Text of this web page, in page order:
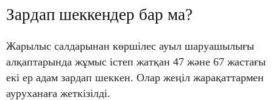
Зардап шеккендер бар ма?
Жарылыс салдарынан көршілес ауыл шаруашылығы
алқаптарында жұмыс істеп жатқан 47 және 67 жастағы
екі ер адам зардап шеккен. Олар жеңіл жарақаттармен
ауруханаға жеткізілді.